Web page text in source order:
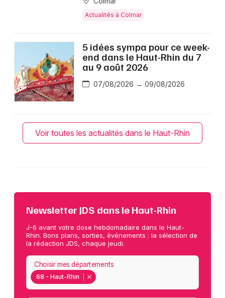
Actualités à Colmar
5 idées sympa pour ce week-
end dans le Haut-Rhin du 7
au 9 août 2026
07/08/2026 → 09/08/2026
Voir toutes les actualités dans le Haut-Rhin
Newsletter JDS dans le Haut-Rhin
J-6 avant votre dose hebdomadaire dans le Haut-
Rhin. Bons plans, sorties, événements : la sélection de
la rédaction JDS, chaque jeudi.
68 - Haut-Rhin
Choisir mes départements